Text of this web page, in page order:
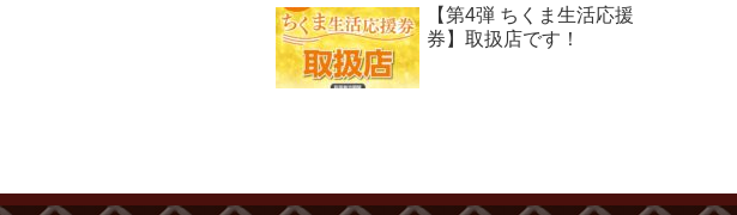
【第4弾 ちくま生活応援
券】取扱店です！